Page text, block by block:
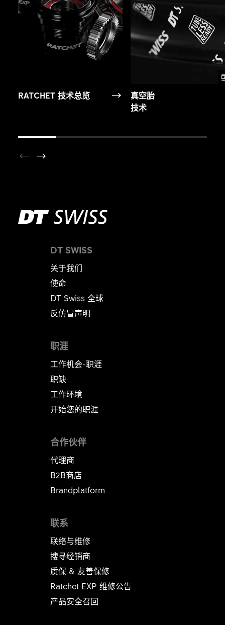
RATCHET 技术总览
真空胎
技术
DT SWISS
关于我们
使命
DT Swiss 全球
反仿冒声明
职涯
工作机会-职涯
职缺
工作环境
开始您的职涯
联系
联络与维修
搜寻经销商
质保 & 友善保修
Ratchet EXP 维修公告​​​​​​​
产品安全召回
合作伙伴
代理商
B2B商店
Brandplatform